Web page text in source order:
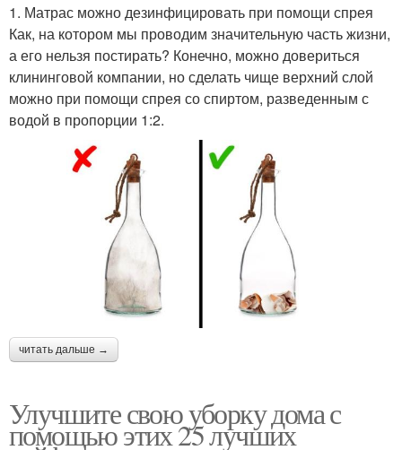
1. Матрас можно дезинфицировать при помощи спрея
Как, на котором мы проводим значительную часть жизни,
а его нельзя постирать? Конечно, можно довериться
клининговой компании, но сделать чище верхний слой
можно при помощи спрея со спиртом, разведенным с
водой в пропорции 1:2.
читать дальше →
Улучшите свою уборку дома с
помощью этих 25 лучших